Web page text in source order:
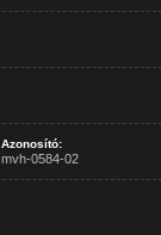
Azonosító:
mvh-0584-02